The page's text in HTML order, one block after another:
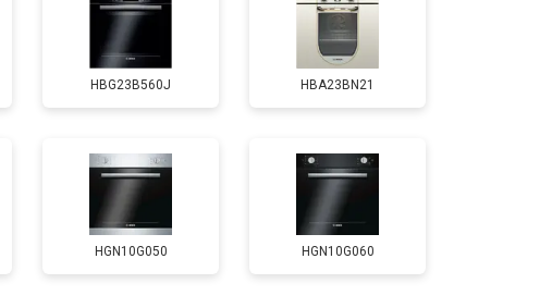
HBG23B560J HBA23BN21
HGN10G050 HGN10G060